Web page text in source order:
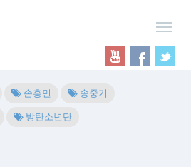
손흥민
송중기
방탄소년단